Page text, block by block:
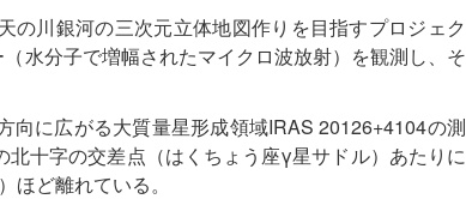
川銀河の三次元立体地図作りを目指すプロジェク
水分子で増幅されたマイクロ波放射）を観測し、そ
に広がる大質量星形成領域IRAS 20126+4104の測
十字の交差点（はくちょう座γ星サドル）あたりに
ど離れている。